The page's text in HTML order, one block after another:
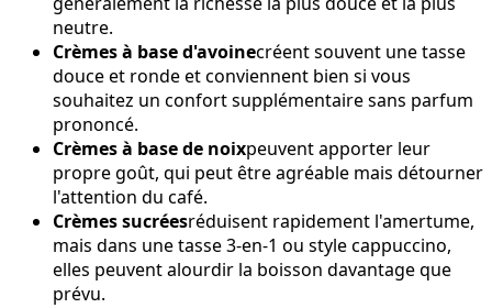
neutre.
Crèmes à base d'avoinecréent souvent une tasse
douce et ronde et conviennent bien si vous
souhaitez un confort supplémentaire sans parfum
prononcé.
Crèmes à base de noixpeuvent apporter leur
propre goût, qui peut être agréable mais détourner
l'attention du café.
Crèmes sucréesréduisent rapidement l'amertume,
mais dans une tasse 3-en-1 ou style cappuccino,
elles peuvent alourdir la boisson davantage que
prévu.